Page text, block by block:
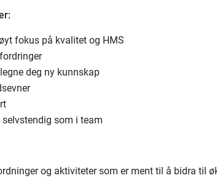
fokus på kvalitet og HMS
deg ny kunnskap
som i team
og aktiviteter som er ment til å bidra til